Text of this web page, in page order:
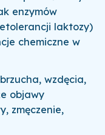
enzymów
laktozy)
chemiczne w
wzdęcia,
objawy
zmęczenie,